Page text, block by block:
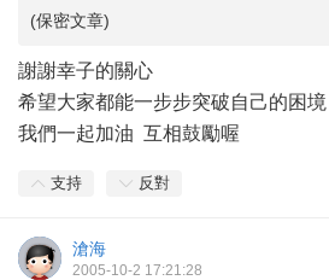
(保密文章)
謝謝幸子的關心
希望大家都能一步步突破自己的困境
我們一起加油 互相鼓勵喔
支持 反對
滄海
2005-10-2 17:21:28